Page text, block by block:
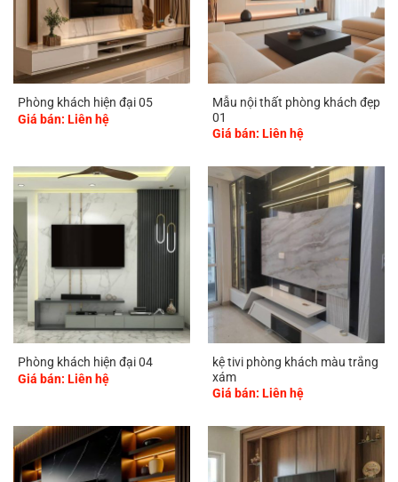
Phòng khách hiện đại 05
Giá bán: Liên hệ
Mẫu nội thất phòng khách đẹp
01
Giá bán: Liên hệ
Phòng khách hiện đại 04
Giá bán: Liên hệ
kệ tivi phòng khách màu trắng
xám
Giá bán: Liên hệ